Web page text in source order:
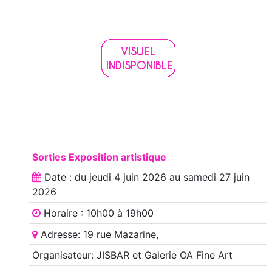
Sorties Exposition artistique
Date : du jeudi 4 juin 2026 au samedi 27 juin
2026
Horaire : 10h00 à 19h00
Adresse: 19 rue Mazarine,
Organisateur: JISBAR et Galerie OA Fine Art